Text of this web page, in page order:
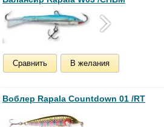
Сравнить В желания
Воблер Rapala Countdown 01 /RT